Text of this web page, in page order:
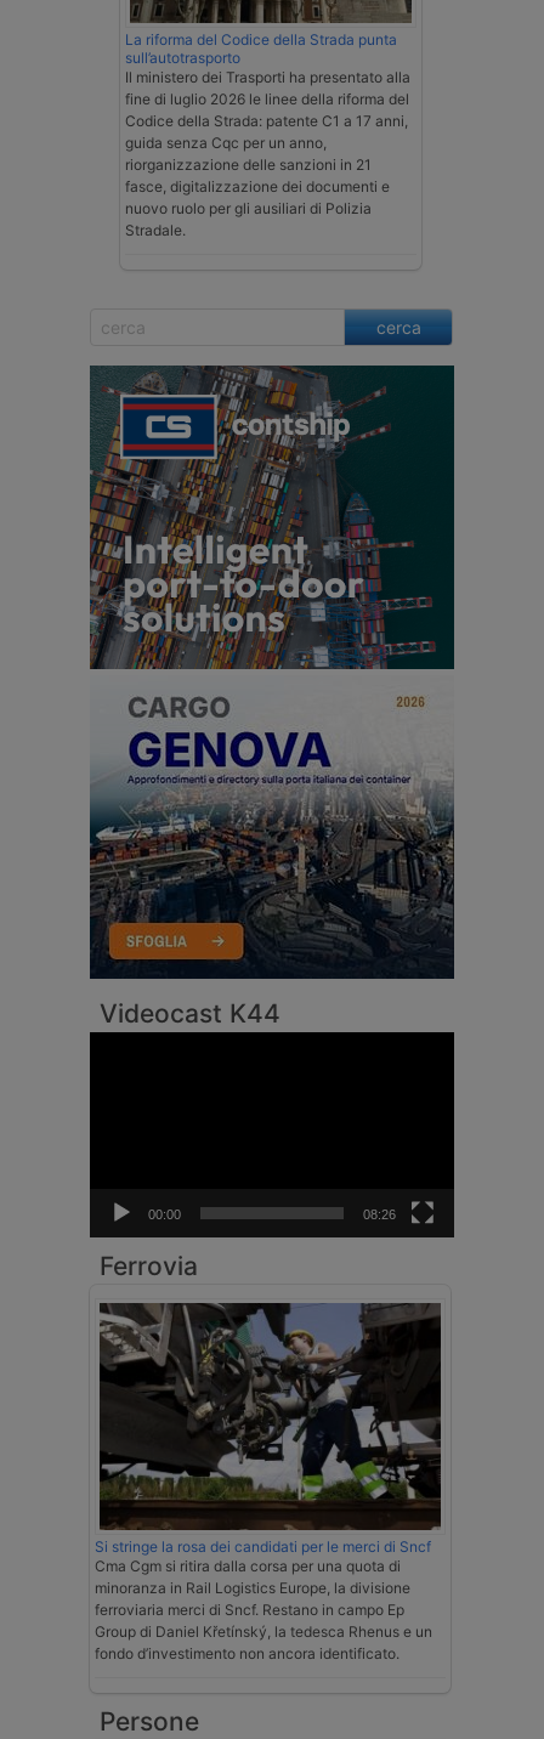
La riforma del Codice della Strada punta
sull’autotrasporto
Il ministero dei Trasporti ha presentato alla
fine di luglio 2026 le linee della riforma del
Codice della Strada: patente C1 a 17 anni,
guida senza Cqc per un anno,
riorganizzazione delle sanzioni in 21
fasce, digitalizzazione dei documenti e
nuovo ruolo per gli ausiliari di Polizia
Stradale.
cerca
Videocast K44
00:00 08:26
Ferrovia
Si stringe la rosa dei candidati per le merci di Sncf
Cma Cgm si ritira dalla corsa per una quota di
minoranza in Rail Logistics Europe, la divisione
ferroviaria merci di Sncf. Restano in campo Ep
Group di Daniel Křetínský, la tedesca Rhenus e un
fondo d’investimento non ancora identificato.
Persone